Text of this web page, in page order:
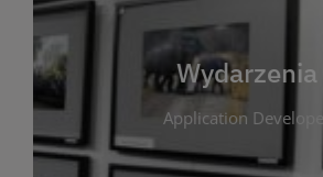
Wydarzenia
Application
autorskich, warsztatów,
tematycznych dla różnych grup
wydarzenie ma na celu
czytelniczej oraz integrację
Dzięki kalendarzowi wydarzeń